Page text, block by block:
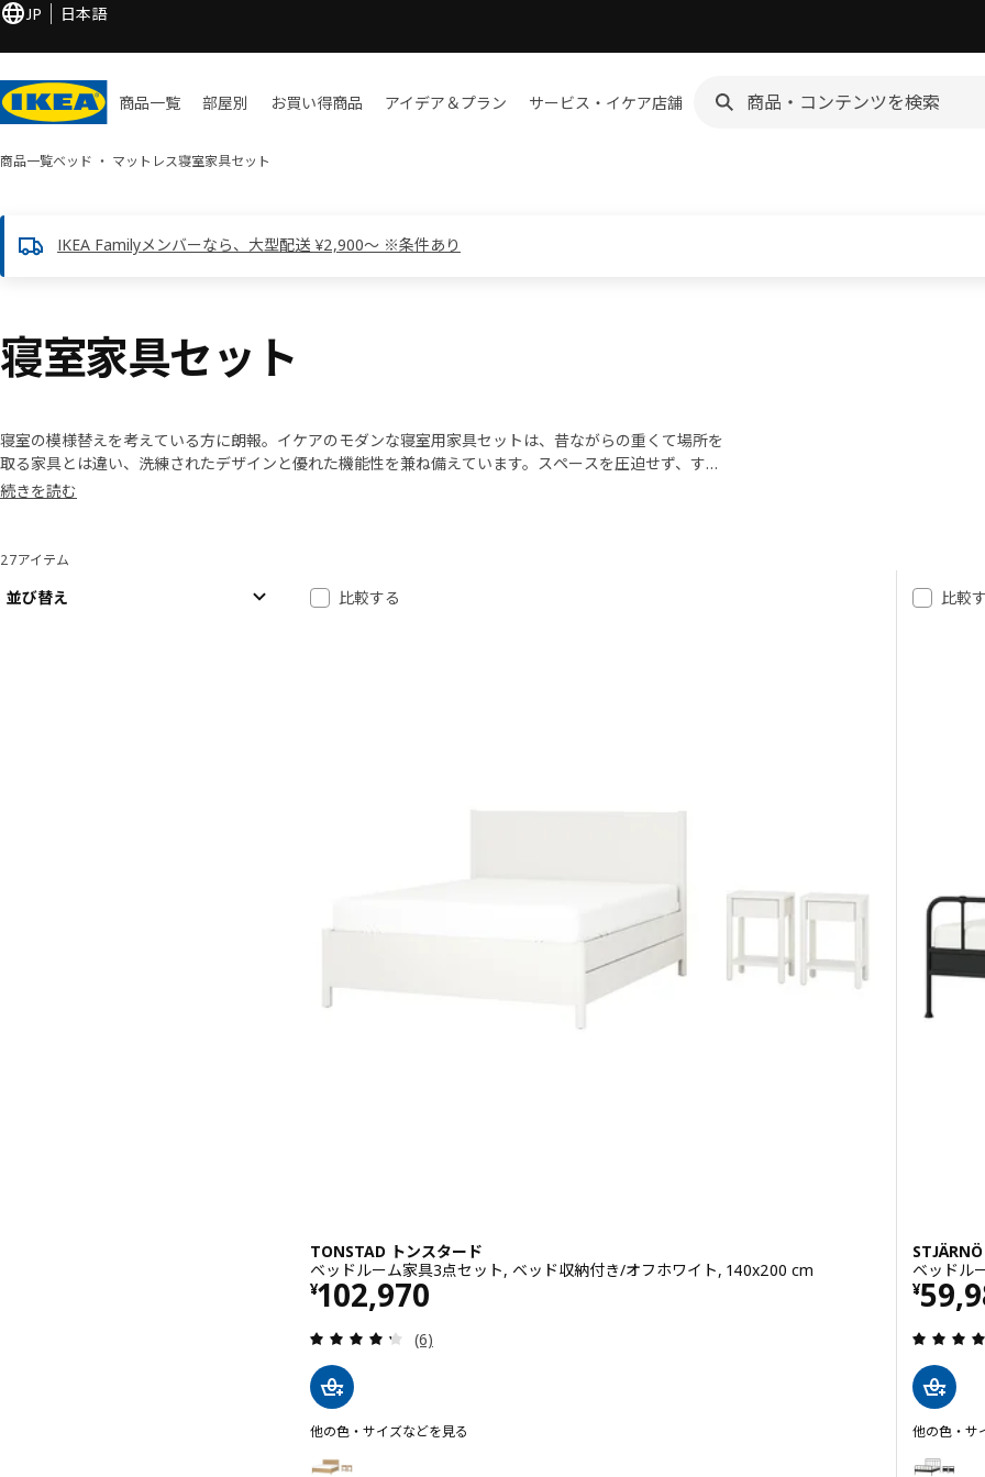
JP 日本語
商品一覧 部屋別 お買い​得商品 アイデア＆プラン サービス・イケア店舗
商品一覧ベッド ・ マットレス寝室家具セット
IKEA Familyメンバーなら、大型配送 ¥2,900～ ※条件あり
寝室家具セット
寝室の模様替えを考えている方に朗報。イケアのモダンな寝室用家具セットは、昔ながらの重くて場所を
取る家具とは違い、洗練されたデザインと優れた機能性を兼ね備えています。スペースを圧迫せず、すっ
きりとした空間を実現し、お部屋の雰囲気をぐっと高めます。さらに、低価格で手に入るのも魅力。引っ
続きを読む
並べ替えとフィルター
27アイテム
並び替え 結果リスト
比較する
TONSTAD トンスタード
ベッドルーム家具3点セット, ベッド収納付き/オフホワイト, 140x200 cm
¥102,970
価格 ¥ 102970
レビュー: 4.3 から 5 星です。 総レビュー数:
(6)
他の色・サイズなどを見る
オプション: TONSTAD トンスタード, ベッドルーム家具3点セット, ベッド収納付き/オーク材突
比較
ベッドル
¥
価格
他の色・サ
オプシ